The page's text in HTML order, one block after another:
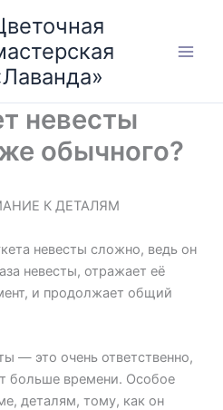
невесты
обычного?
К ДЕТАЛЯМ
невесты сложно, ведь он
невесты, отражает её
и продолжает общий
— это очень ответственно,
больше времени. Особое
деталям, тому, как он